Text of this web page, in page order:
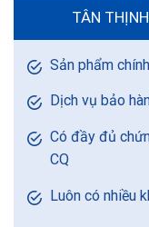
TÂN
Sản phẩm
Dịch vụ bảo
Có đầy đủ
CQ
Luôn có nhiều